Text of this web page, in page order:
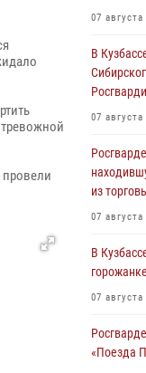
07
В
07
из
07
В
07
«Поезда